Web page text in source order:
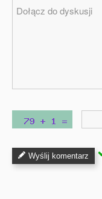
Wyślij komentarz